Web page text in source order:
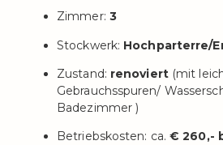
Zimmer: 3
Stockwerk: Hochparterre/
Zustand: renoviert(mit
Gebrauchsspuren/
Badezimmer )
Betriebskosten: ca. € 260,-